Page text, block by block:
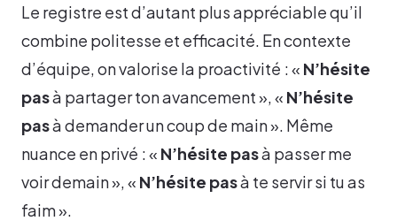
Le registre est d’autant plus appréciable qu’il
combine politesse et efficacité. En contexte
d’équipe, on valorise la proactivité : « N’hésite
pasà partager ton avancement », « N’hésite
pasà demander un coup de main ». Même
nuance en privé : « N’hésite pasà passer me
voir demain », « N’hésite pasà te servir si tu as
faim ».